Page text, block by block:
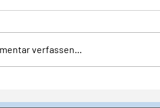
verfassen...